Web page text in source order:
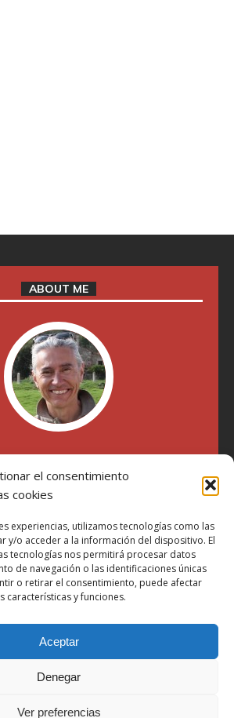
el consentimiento
cookies
experiencias, utilizamos tecnologías como las
y/o acceder a la información del dispositivo. El
tecnologías nos permitirá procesar datos
de navegación o las identificaciones únicas
o retirar el consentimiento, puede afectar
características y funciones.
Aceptar
Denegar
Ver preferencias
ABOUT ME
nací en Valencia en 1969 y desde el
sobre motos en distintos medios.
apuesta por escribir sobre lo que me
Cookies